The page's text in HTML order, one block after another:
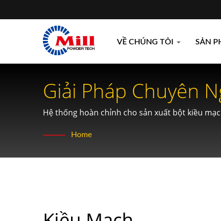
VỀ CHÚNG TÔI SẢN
Giải Pháp Chuyên
Hệ thống hoàn chỉnh cho sản xuất bột kiều
Home